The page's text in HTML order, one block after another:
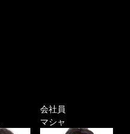
会社員
マシャ